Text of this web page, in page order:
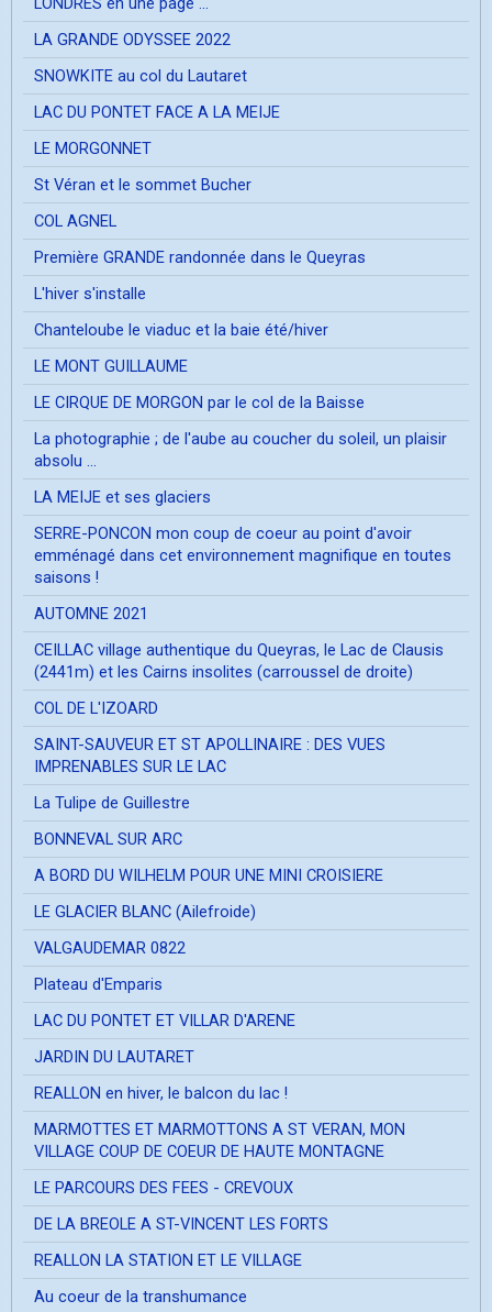
LA GRANDE ODYSSEE 2022
SNOWKITE au col du Lautaret
LAC DU PONTET FACE A LA MEIJE
LE MORGONNET
St Véran et le sommet Bucher
COL AGNEL
Première GRANDE randonnée dans le Queyras
L'hiver s'installe
Chanteloube le viaduc et la baie été/hiver
LE MONT GUILLAUME
LE CIRQUE DE MORGON par le col de la Baisse
La photographie ; de l'aube au coucher du soleil, un plaisir
absolu ...
LA MEIJE et ses glaciers
SERRE-PONCON mon coup de coeur au point d'avoir
emménagé dans cet environnement magnifique en toutes
saisons !
AUTOMNE 2021
CEILLAC village authentique du Queyras, le Lac de Clausis
(2441m) et les Cairns insolites (carroussel de droite)
COL DE L'IZOARD
SAINT-SAUVEUR ET ST APOLLINAIRE : DES VUES
IMPRENABLES SUR LE LAC
La Tulipe de Guillestre
BONNEVAL SUR ARC
A BORD DU WILHELM POUR UNE MINI CROISIERE
LE GLACIER BLANC (Ailefroide)
VALGAUDEMAR 0822
Plateau d'Emparis
LAC DU PONTET ET VILLAR D'ARENE
JARDIN DU LAUTARET
REALLON en hiver, le balcon du lac !
MARMOTTES ET MARMOTTONS A ST VERAN, MON
VILLAGE COUP DE COEUR DE HAUTE MONTAGNE
LE PARCOURS DES FEES - CREVOUX
DE LA BREOLE A ST-VINCENT LES FORTS
REALLON LA STATION ET LE VILLAGE
Au coeur de la transhumance